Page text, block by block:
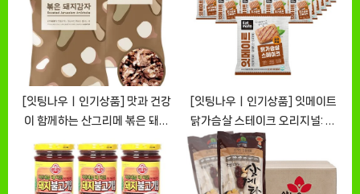
[잇팅나우ㅣ인기상품] 맛과 건강
이 함께하는 산그리메 볶은 돼지
[잇팅나우ㅣ인기상품] 잇메이트
닭가슴살 스테이크 오리지널: 건
강과 맛을 동시에! [EatingNOW
ㅣ추천상품]